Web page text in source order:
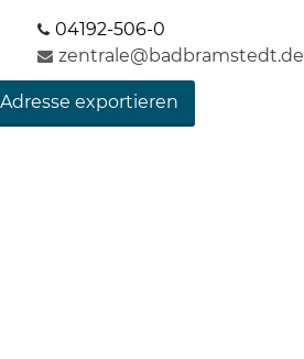
04192-506-0
zentrale@badbramstedt.de
Adresse exportieren